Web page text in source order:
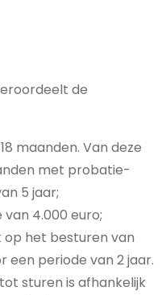
de
maanden. Van deze
met probatie-
5 jaar;
4.000 euro;
het besturen van
periode van 2 jaar.
sturen is afhankelijk